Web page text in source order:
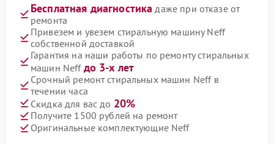
Бесплатная диагностика даже при отказе от
ремонта
Привезем и увезем стиральную машину Neff
собственной доставкой
Гарантия на наши работы по ремонту стиральных
машин Neff до 3-х лет
Срочный ремонт стиральных машин Neff в
течении часа
Скидка для вас до 20%
Получите 1500 рублей на ремонт
Оригинальные комплектующие Neff